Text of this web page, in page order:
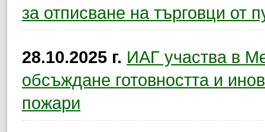
за отписване на търговци от
28.10.2025 г. ИАГ участва в
обсъждане готовността и
пожари